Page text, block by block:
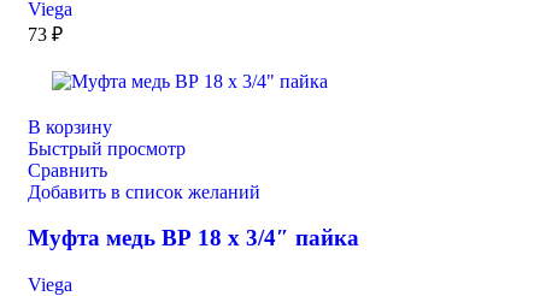
Viega
73 ₽
В корзину
Быстрый просмотр
Сравнить
Добавить в список желаний
Муфта медь ВР 18 х 3/4″ пайка
Viega